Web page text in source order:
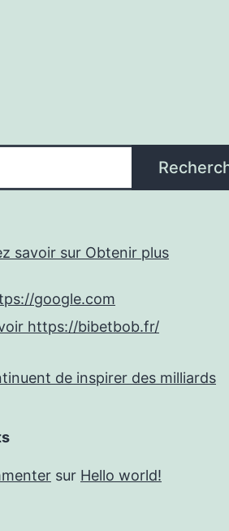
savoir sur Obtenir plus
google.com
https://bibetbob.fr/
de inspirer des milliards
sur Hello world!